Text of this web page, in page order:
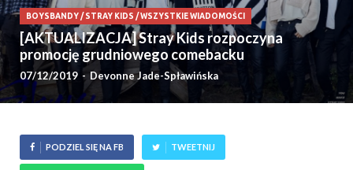
BOYSBANDY/STRAY KIDS /WSZYSTKIE WIADOMOŚCI
[AKTUALIZACJA] Stray Kids rozpoczyna
promocję grudniowego comebacku
07/12/2019 - Devonne Jade-Spławińska
PODZIEL SIĘ NA FB TWEETNIJ